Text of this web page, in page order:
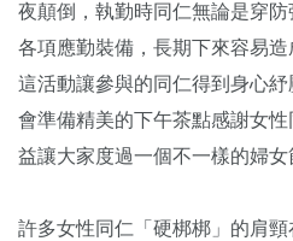
夜顛倒，執勤時同仁無論是穿
各項應勤裝備，長期下來容易
這活動讓參與的同仁得到身心
會準備精美的下午茶點感謝女
益讓大家度過一個不一樣的婦女
許多女性同仁「硬梆梆」的肩